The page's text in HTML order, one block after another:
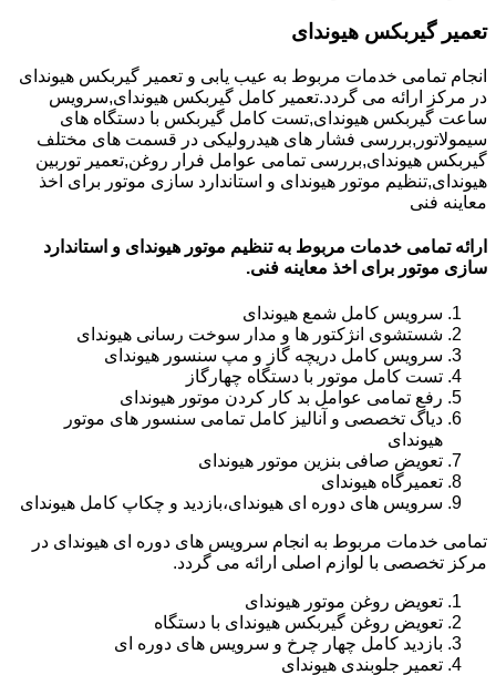
تعمیر گیربکس هیوندای
انجام تمامی خدمات مربوط به عیب یابی و تعمیر گیربکس هیوندای
در مرکز ارائه می گردد.تعمیر کامل گیربکس هیوندای,سرویس
ساعت گیربکس هیوندای,تست کامل گیربکس با دستگاه های
سیمولاتور,بررسی فشار های هیدرولیکی در قسمت های مختلف
گیربکس هیوندای,بررسی تمامی عوامل فرار روغن,تعمیر توربین
هیوندای,تنظیم موتور هیوندای و استاندارد سازی موتور برای اخذ
معاینه فنی
ارائه تمامی خدمات مربوط به تنظیم موتور هیوندای و استاندارد
سازی موتور برای اخذ معاینه فنی.
سرویس کامل شمع هیوندای
شستشوی انژکتور ها و مدار سوخت رسانی هیوندای
سرویس کامل دریچه گاز و مپ سنسور هیوندای
تست کامل موتور با دستگاه چهارگاز
رفع تمامی عوامل بد کار کردن موتور هیوندای
دیاگ تخصصی و آنالیز کامل تمامی سنسور های موتور
هیوندای
تعویض صافی بنزین موتور هیوندای
تعمیرگاه هیوندای
سرویس های دوره ای هیوندای،بازدید و چکاپ کامل هیوندای
تمامی خدمات مربوط به انجام سرویس های دوره ای هیوندای در
مرکز تخصصی با لوازم اصلی ارائه می گردد.
تعویض روغن موتور هیوندای
تعویض روغن گیربکس هیوندای با دستگاه
بازدید کامل چهار چرخ و سرویس های دوره ای
تعمیر جلوبندی هیوندای